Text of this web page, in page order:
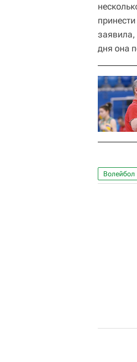
заявила,
дня она
Волейбол